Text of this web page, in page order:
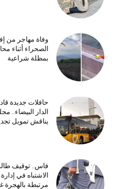
وفاة مهاجر من
الصحراء أثناء
بمظلة شراعية
حافلات جديدة
الدار البيضاء..
يناقش تمويل
فاس.. توقيف
الاشتباه في
مرتبطة بالهجرة